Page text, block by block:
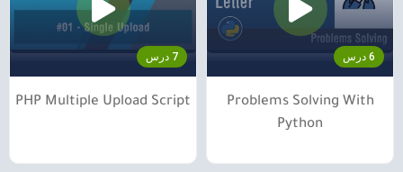
6 درس
Problems Solving With
Python
7 درس
PHP Multiple Upload Script